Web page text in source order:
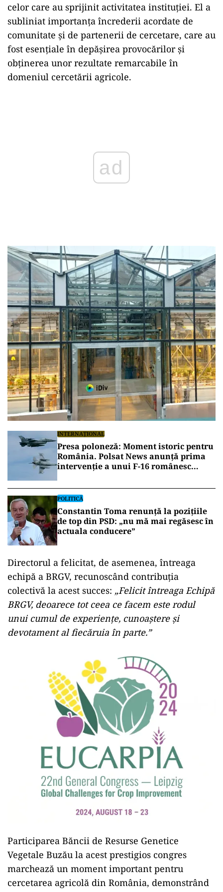
celor care au sprijinit activitatea instituției. El a
subliniat importanța încrederii acordate de
comunitate și de partenerii de cercetare, care au
fost esențiale în depășirea provocărilor și
obținerea unor rezultate remarcabile în
domeniul cercetării agricole.
INTERNAȚIONAL
Presa poloneză: Moment istoric pentru
România. Polsat News anunță prima
intervenție a unui F-16 românesc
NATO
POLITICĂ
Constantin Toma renunță la pozițiile
de top din PSD: „nu mă mai regăsesc în
actuala conducere”
Directorul a felicitat, de asemenea, întreaga
echipă a BRGV, recunoscând contribuția
colectivă la acest succes: „Felicit întreaga Echipă
BRGV, deoarece tot ceea ce facem este rodul
unui cumul de experiențe, cunoaștere și
devotament al fiecăruia în parte.”
Participarea Băncii de Resurse Genetice
Vegetale Buzău la acest prestigios congres
marchează un moment important pentru
cercetarea agricolă din România, demonstrând